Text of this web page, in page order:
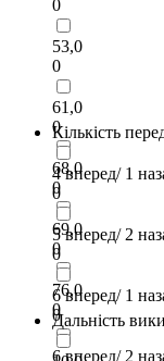
0
53,0
0
61,0
0
68,0
0
69,0
0
76,0
0
Кількість
4 вперед/ 1
0
5 вперед/ 2
0
6 вперед/ 1
0
6 вперед/ 2
Дальність